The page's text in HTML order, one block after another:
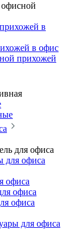
в
в офис
прихожей
для офиса
для офиса
офиса
офиса
офиса
для офиса